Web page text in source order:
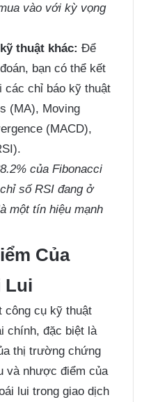
vào với kỳ vọng
thuật khác: Để
bạn có thể kết
các chỉ báo kỹ thuật
(MA), Moving
(MACD),
của Fibonacci
số RSI đang ở
một tín hiệu mạnh
Của
Lui
công cụ kỹ thuật
chính, đặc biệt là
thị trường chứng
và nhược điểm của
lui trong giao dịch